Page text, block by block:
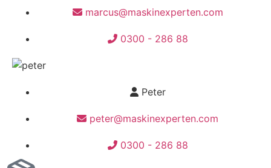
marcus@maskinexperten.com
0300 - 286 88
Peter
peter@maskinexperten.com
0300 - 286 88